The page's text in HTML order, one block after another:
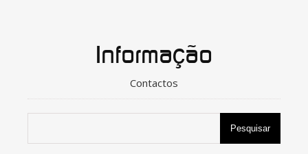
Informação
Contactos
Pesquisar